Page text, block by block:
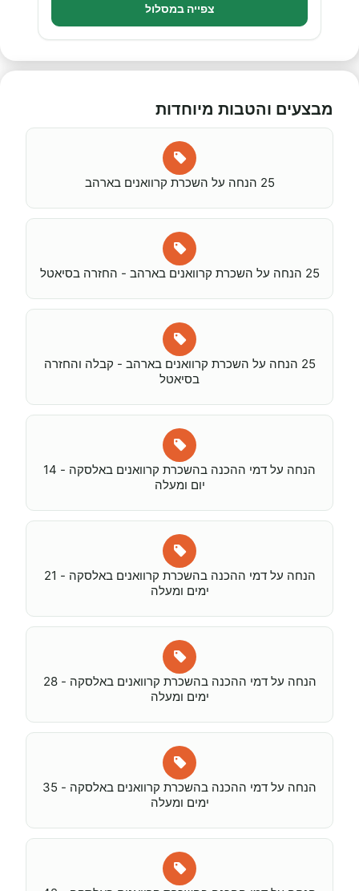
צפייה במסלול
מבצעים והטבות מיוחדות
25 הנחה על השכרת קרוואנים בארהב
25 הנחה על השכרת קרוואנים בארהב - החזרה בסיאטל
25 הנחה על השכרת קרוואנים בארהב - קבלה והחזרה
בסיאטל
הנחה על דמי ההכנה בהשכרת קרוואנים באלסקה - 14
יום ומעלה
הנחה על דמי ההכנה בהשכרת קרוואנים באלסקה - 21
ימים ומעלה
הנחה על דמי ההכנה בהשכרת קרוואנים באלסקה - 28
ימים ומעלה
הנחה על דמי ההכנה בהשכרת קרוואנים באלסקה - 35
ימים ומעלה